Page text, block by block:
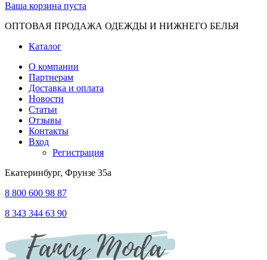
Ваша корзина пуста
ОПТОВАЯ ПРОДАЖА ОДЕЖДЫ И НИЖНЕГО БЕЛЬЯ
Каталог
О компании
Партнерам
Доставка и оплата
Новости
Статьи
Отзывы
Контакты
Вход
Регистрация
Екатеринбург, Фрунзе 35а
8 800 600 98 87
8 343 344 63 90